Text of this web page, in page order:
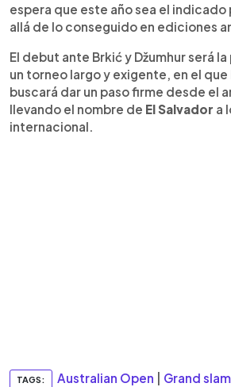
espera que este año sea el indicado
allá de lo conseguido en ediciones
El debut ante Brkić y Džumhur será
un torneo largo y exigente, en el
buscará dar un paso firme desde el
llevando el nombre de El Salvador a
internacional.
TAGS: Australian Open Grand slam